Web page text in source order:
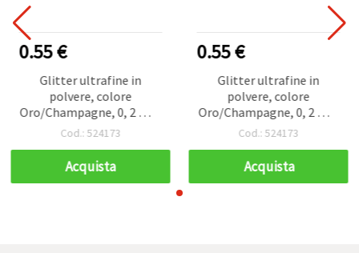
0.55 €
Glitter ultrafine in
polvere, colore
Oro/Champagne, 0, 2 mm
(200 micron), 3 ml (~3 g)
Cod.: 524173
Acquista
0.55 €
Glitter ultrafine in
polvere, colore
Oro/Champagne, 0, 2 mm
(200 micron), 3 ml (~3 g)
Cod.: 524173
Acquista